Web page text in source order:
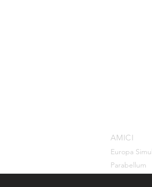
AMICI
Europa
Parabellum